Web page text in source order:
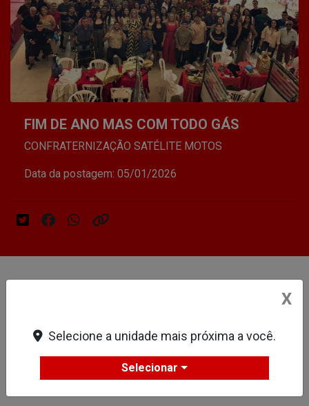
FIM DE ANO MAS COM TODO GÁS
CONFRATERNIZAÇÃO SATÉLITE MOTOS
Data da postagem: 05/01/2026
GÁS
VEJA COMO FOI:
X
Selecione a unidade mais próxima a você.
Selecionar